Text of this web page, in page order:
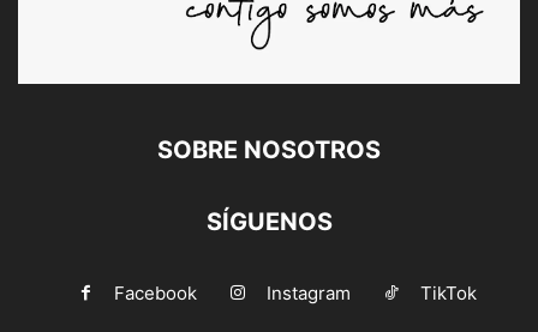
SOBRE NOSOTROS
SÍGUENOS
Facebook Instagram TikTok